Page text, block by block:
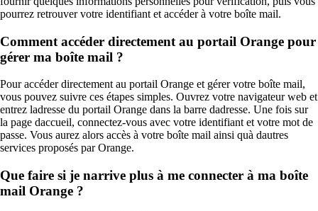
pourrez retrouver votre identifiant et accéder à votre boîte mail.
Comment accéder directement au portail Orange pour
gérer ma boîte mail ?
Pour accéder directement au portail Orange et gérer votre boîte mail,
vous pouvez suivre ces étapes simples. Ouvrez votre navigateur web et
entrez ladresse du portail Orange dans la barre dadresse. Une fois sur
la page daccueil, connectez-vous avec votre identifiant et votre mot de
passe. Vous aurez alors accès à votre boîte mail ainsi quà dautres
services proposés par Orange.
Que faire si je narrive plus à me connecter à ma boîte
mail Orange ?